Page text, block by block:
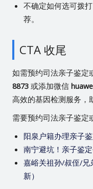
不确定如何选可拨打
荐。
CTA 收尾
如需预约司法亲子鉴定
8873或添加微信
高效的基因检测服务，
需要预约司法亲子鉴定
阳泉户籍办理亲子
南宁避坑！亲子鉴
嘉峪关祖孙/叔侄/兄
新）